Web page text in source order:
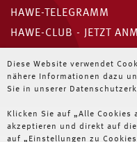
Diese Website verwendet
nähere Informationen dazu
Sie in unserer
Klicken Sie auf „Alle Cookies
akzeptieren und direkt auf
auf „Einstellungen zu
HAWE-TELEGRAMM
HAWE-CLUB - JETZT
Unser HAWE-
Immer die neuesten
JETZT ABONNIEREN